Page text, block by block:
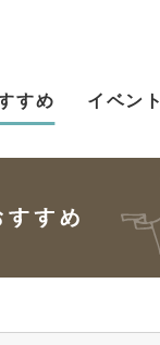
すめ イベント